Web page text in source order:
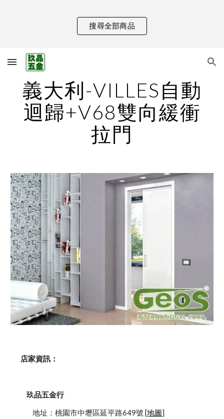
Skip to main content
搜尋全部商品
義大利-VILLES自動
迴歸+V68雙向緩衝
拉門
    店家資訊：
玖品五金行
            地址：桃園市中壢區延平路649號 [
地圖]